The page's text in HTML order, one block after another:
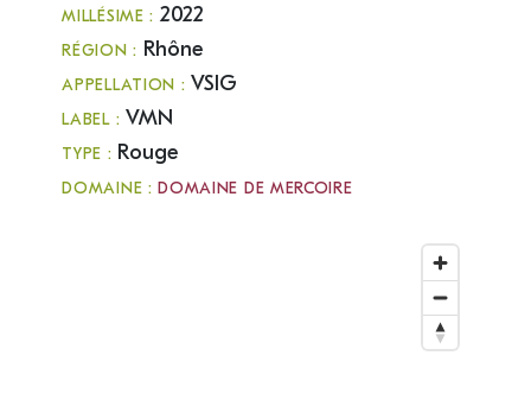
MILLÉSIME : 2022
RÉGION : Rhône
APPELLATION : VSIG
LABEL : VMN
TYPE : Rouge
DOMAINE :DOMAINE DE MERCOIRE